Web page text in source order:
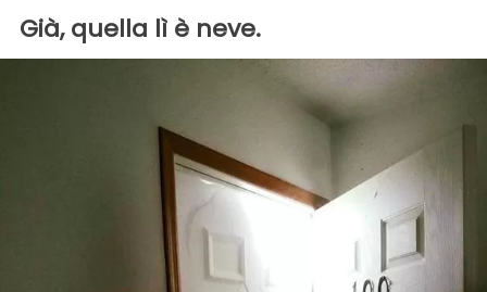
Già, quella lì è neve.